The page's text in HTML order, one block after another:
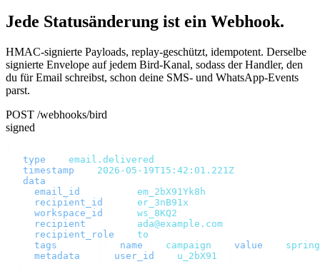
Jede Statusänderung ist ein Webhook.
HMAC-signierte Payloads, replay-geschützt, idempotent. Derselbe
signierte Envelope auf jedem Bird-Kanal, sodass der Handler, den
du für Email schreibst, schon deine SMS- und WhatsApp-Events
parst.
POST /webhooks/bird
signed
type email.delivered
timestamp 2026-05-19T15:42:01.221Z
data
email_id em_2bX91Yk8h
recipient_id er_3nB91x
workspace_id ws_8KQ2
recipient ada@example.com
recipient_role to
tags name campaign value
metadata user_id u_2bX91